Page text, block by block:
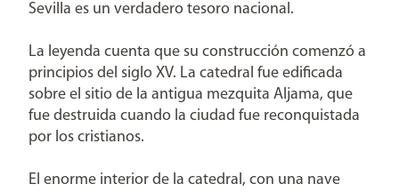
Sevilla es un verdadero tesoro nacional.
La leyenda cuenta que su construcción comenzó a
principios del siglo XV. La catedral fue edificada
sobre el sitio de la antigua mezquita Aljama, que
fue destruida cuando la ciudad fue reconquistada
por los cristianos.
El enorme interior de la catedral, con una nave